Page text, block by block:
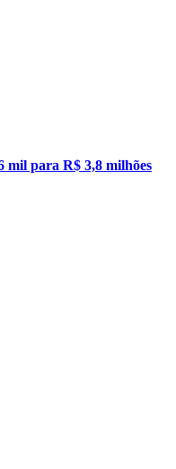
mil para R$ 3,8 milhões